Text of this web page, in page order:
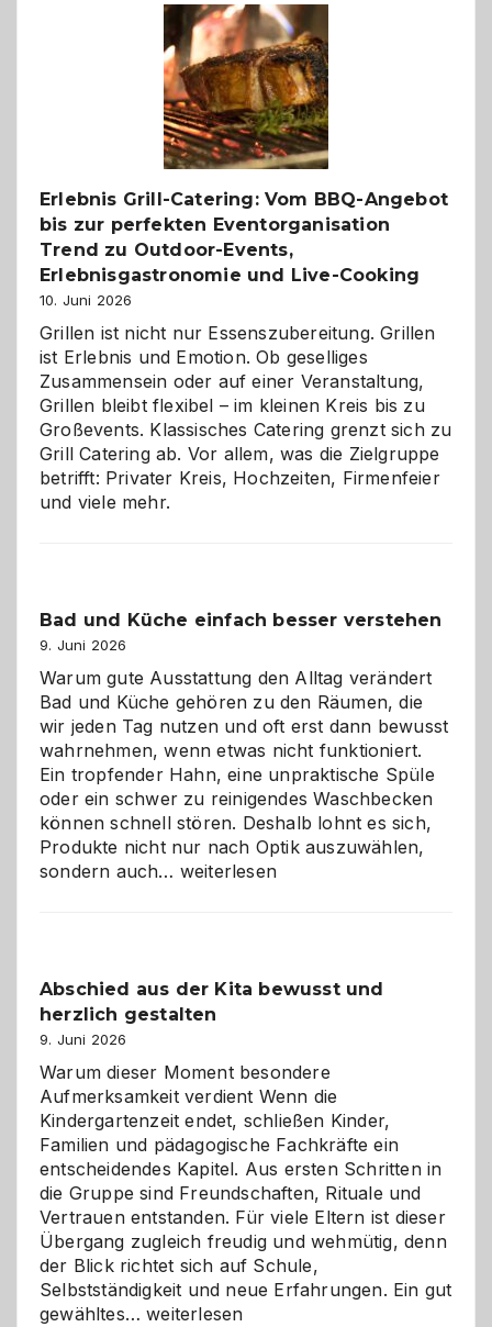
–
die
Gelegenheit,
neue
Reiseziele
zu
entdecken
Erlebnis Grill-Catering: Vom BBQ-Angebot
bis zur perfekten Eventorganisation
Trend zu Outdoor-Events,
Erlebnisgastronomie und Live-Cooking
10. Juni 2026
Grillen ist nicht nur Essenszubereitung. Grillen
ist Erlebnis und Emotion. Ob geselliges
Zusammensein oder auf einer Veranstaltung,
Grillen bleibt flexibel – im kleinen Kreis bis zu
Großevents. Klassisches Catering grenzt sich zu
Grill Catering ab. Vor allem, was die Zielgruppe
betrifft: Privater Kreis, Hochzeiten, Firmenfeier
und viele mehr.
Bad und Küche einfach besser verstehen
9. Juni 2026
Warum gute Ausstattung den Alltag verändert
Bad und Küche gehören zu den Räumen, die
wir jeden Tag nutzen und oft erst dann bewusst
wahrnehmen, wenn etwas nicht funktioniert.
Ein tropfender Hahn, eine unpraktische Spüle
oder ein schwer zu reinigendes Waschbecken
können schnell stören. Deshalb lohnt es sich,
Produkte nicht nur nach Optik auszuwählen,
sondern auch… Bad
verstehen
weiterlesen
Abschied aus der Kita bewusst und
herzlich gestalten
9. Juni 2026
Warum dieser Moment besondere
Aufmerksamkeit verdient Wenn die
Kindergartenzeit endet, schließen Kinder,
Familien und pädagogische Fachkräfte ein
entscheidendes Kapitel. Aus ersten Schritten in
die Gruppe sind Freundschaften, Rituale und
Vertrauen entstanden. Für viele Eltern ist dieser
Übergang zugleich freudig und wehmütig, denn
der Blick richtet sich auf Schule,
Selbstständigkeit und neue Erfahrungen. Ein gut
gewähltes…Abschied
weiterlesen